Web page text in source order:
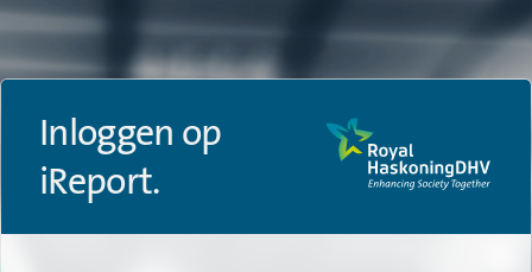
Inloggen op
iReport.